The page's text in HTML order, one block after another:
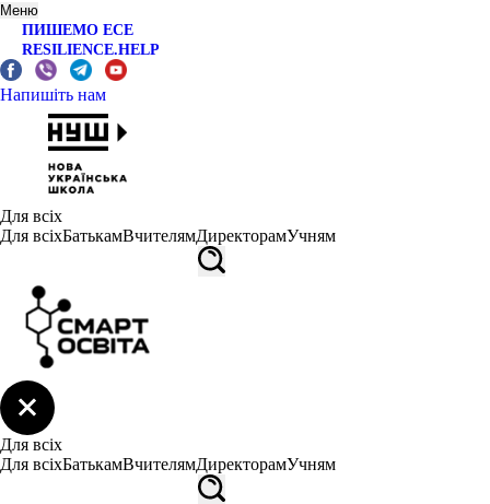
Меню
ПИШЕМО ЕСЕ
RESILIENCE.HELP
Напишіть нам
Для всіх
Для всіхБатькамВчителямДиректорамУчням
Для всіх
Для всіхБатькамВчителямДиректорамУчням